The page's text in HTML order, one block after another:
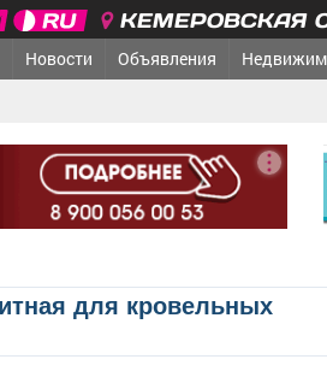
КЕМЕРОВСКАЯ
Новости Объявления